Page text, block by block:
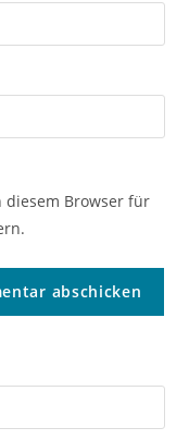
diesem Browser für